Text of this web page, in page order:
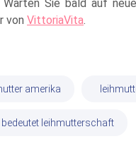
Sie bald auf
von VittoriaVita.
amerika
leihmutterschaft